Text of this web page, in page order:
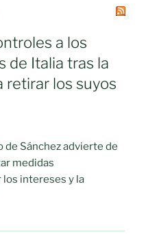
a los
de Italia tras la
retirar los suyos
de Sánchez advierte de
medidas
intereses y la